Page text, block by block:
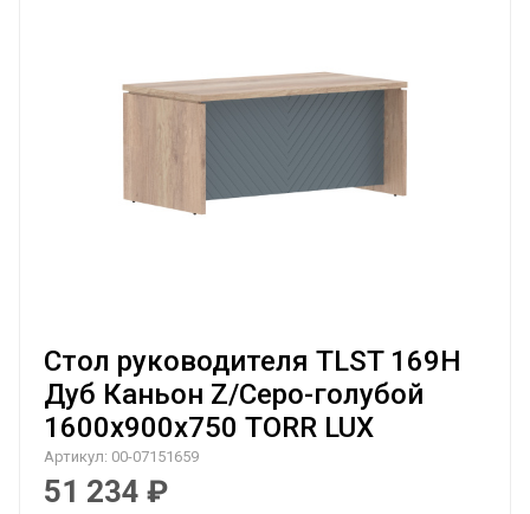
Стол руководителя TLST 169H
Дуб Каньон Z/Серо-голубой
1600х900х750 TORR LUX
Артикул: 00-07151659
51 234 ₽